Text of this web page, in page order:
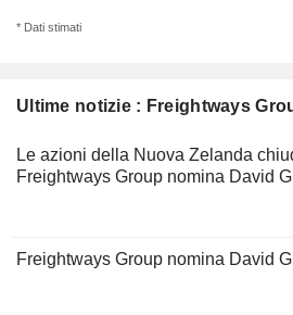
Ultime notizie : Freightways
Le azioni della Nuova Zelanda
Freightways Group nomina David
Freightways Group nomina David
* Dati stimati